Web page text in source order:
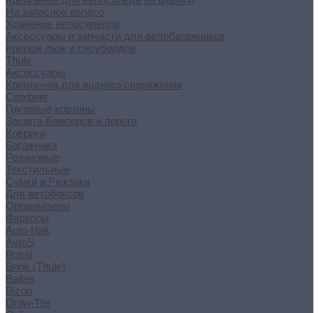
На запасное колесо
Хранение велосипедов
Аксессуары и запчасти для велобагажников
Крепеж лыж и сноубордов
Thule
Аксессуары
Крепления для водного снаряжения
Серфинг
Грузовые корзины
Защита бамперов и пороги
Коврики
Багажника
Резиновые
Текстильные
Сумки и Рюкзаки
Для автобоксов
Органайзеры
Фаркопы
Auto-Hak
AvtoS
Bosal
Brink (Thule)
Baltex
Bizon
Draw-Tite